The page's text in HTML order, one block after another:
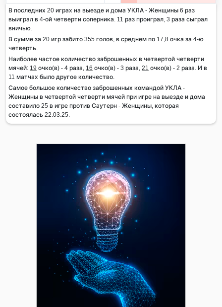
В последних 20 играх на выезде и дома УКЛА - Женщины 6 раз
выиграл в 4-ой четверти соперника. 11 раз проиграл, 3 раза сыграл
вничью.
В сумме за 20 игр забито 355 голов, в среднем по 17,8 очка за 4-ю
четверть.
Наиболее частое количество заброшенных в четвертой четверти
мячей: 19 очко(в) - 4 раза, 16 очко(в) - 3 раза, 21 очко(в) - 2 раза. И в
11 матчах было другое количество.
Самое большое количество заброшенных командой УКЛА -
Женщины в четвертой четверти мячей при игре на выезде и дома
составило 25 в игре против Саутерн - Женщины, которая
состоялась 22.03.25.